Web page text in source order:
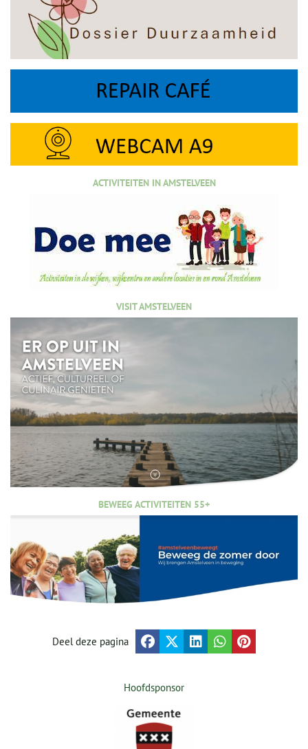
ACTIVITEITEN IN AMSTELVEEN
VISIT AMSTELVEEN
BEWEEG ACTIVITEITEN 55+
Deel deze pagina
Hoofdsponsor